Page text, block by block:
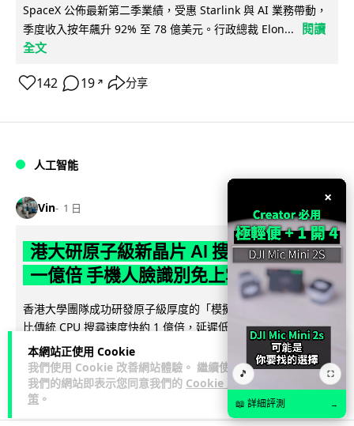
本網站正使用 Cookie
我們使用 Cookie 改善網站體驗。 繼續使用
我們的網站即表示您同意我們的 Cookie 政
策 。
SpaceX 公佈最新第二季業績，受惠 Starlink 與 AI 業務帶動，
季度收入按年飆升 92% 至 78 億美元。行政總裁 Elon...
閱讀
全文
142 19 ↗ 分享
人工智能
Vin 1 日
港大研原子級新晶片 AI 搜尋速度提升
一億倍 手機人臉識別免上雲端
香港大學團隊成功研發原子級厚度的「模擬存內搜尋」晶片，
比傳統 CPU 搜尋速度快約 1 億倍，延遲低至 36 皮秒（即
0.00000000... 閱讀全文
382 86 ↗ 分享
×
🎵 ⛶
📖 詳細評測 →